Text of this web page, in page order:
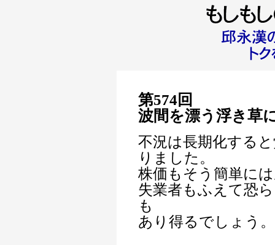
第574回
波間を漂う浮き草
不況は長期化する
りました。
株価もそう簡単に
失業者もふえて恐
も
あり得るでしょう。